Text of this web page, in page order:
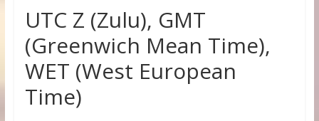
UTC Z (Zulu), GMT
(Greenwich Mean Time),
WET (West European
Time)